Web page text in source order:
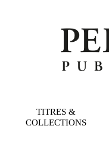
TITRES &
COLLECTIONS